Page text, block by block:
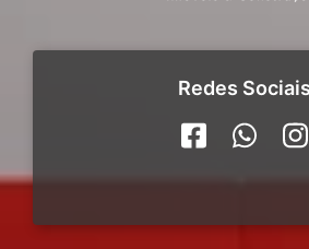
Redes Sociais